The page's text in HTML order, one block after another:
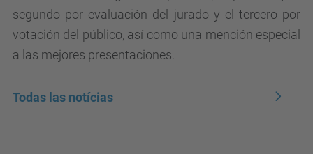
segundo por evaluación del jurado y el tercero por
votación del público, así como una mención especial
a las mejores presentaciones.
Todas las notícias